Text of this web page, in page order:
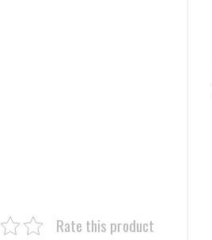
Rate this product